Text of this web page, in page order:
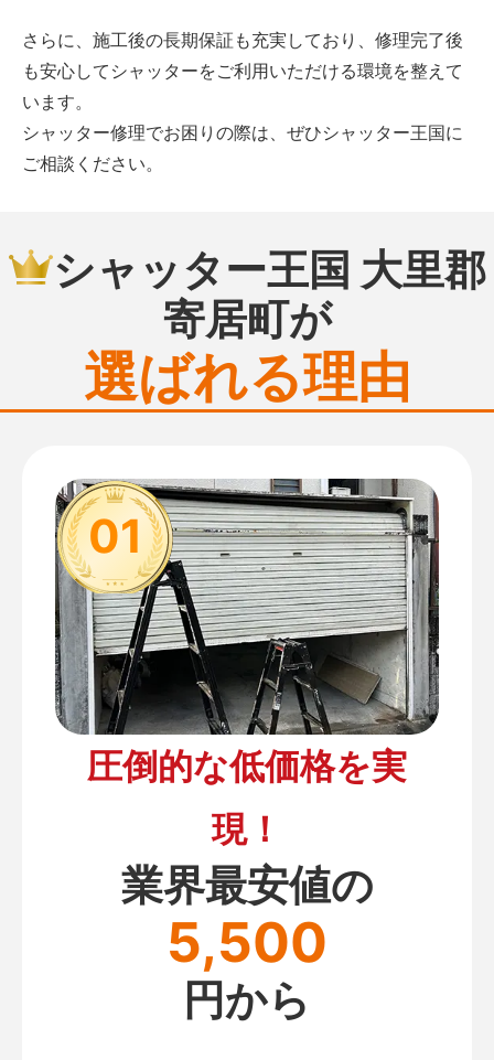
さらに、施工後の長期保証も充実しており、修理完了後
も安心してシャッターをご利用いただける環境を整えて
います。
シャッター修理でお困りの際は、ぜひシャッター王国に
ご相談ください。
シャッター王国 大里郡
寄居町が
選ばれる理由
01
圧倒的な低価格を実
現！
業界最安値の
5,500
円から